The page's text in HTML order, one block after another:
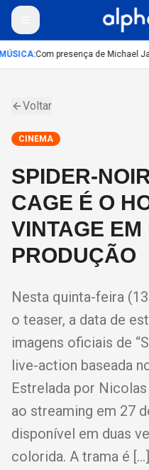
:Com presença de Michael
Voltar
CINEMA
SPIDER-
CAGE É O
VINTAGE EM
PRODUÇÃO
Nesta quinta-feira
o teaser, a data de
imagens oficiais de
live-action baseada
Estrelada por
ao streaming em 27
disponível em duas
colorida. A trama é […]